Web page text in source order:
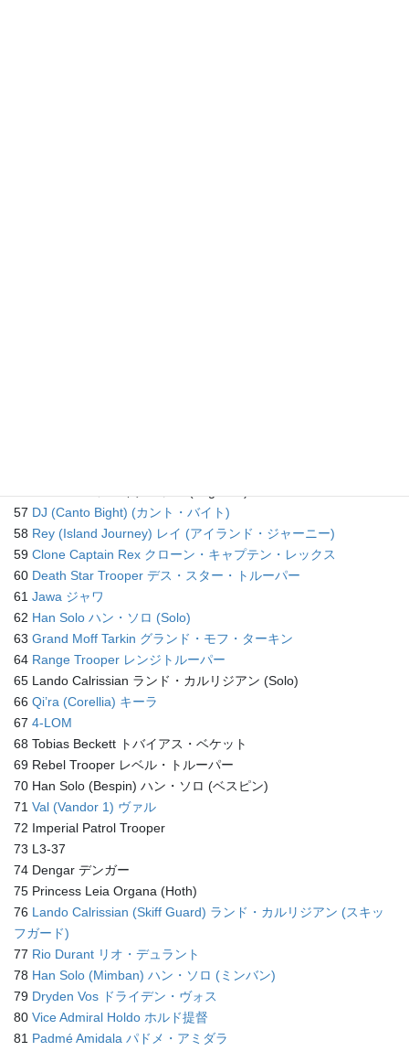
57 DJ (Canto Bight) (カント・バイト)
58 Rey (Island Journey) レイ (アイランド・ジャーニー)
59 Clone Captain Rex クローン・キャプテン・レックス
60 Death Star Trooper デス・スター・トルーパー
61 Jawa ジャワ
62 Han Solo ハン・ソロ (Solo)
63 Grand Moff Tarkin グランド・モフ・ターキン
64 Range Trooper レンジトルーパー
65 Lando Calrissian ランド・カルリジアン (Solo)
66 Qi’ra (Corellia) キーラ
67 4-LOM
68 Tobias Beckett トバイアス・ベケット
69 Rebel Trooper レベル・トルーパー
70 Han Solo (Bespin) ハン・ソロ (ベスピン)
71 Val (Vandor 1) ヴァル
72 Imperial Patrol Trooper
73 L3-37
74 Dengar デンガー
75 Princess Leia Organa (Hoth)
76 Lando Calrissian (Skiff Guard) ランド・カルリジアン (スキッ
フガード)
77 Rio Durant リオ・デュラント
78 Han Solo (Mimban) ハン・ソロ (ミンバン)
79 Dryden Vos ドライデン・ヴォス
80 Vice Admiral Holdo ホルド提督
81 Padmé Amidala パドメ・アミダラ